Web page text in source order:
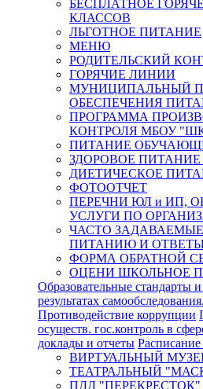
БЕСПЛАТНОЕ
КЛАССОВ
ЛЬГОТНОЕ ПИТАНИЕ
МЕНЮ
РОДИТЕЛЬСКИЙ
ГОРЯЧИЕ ЛИНИИ
МУНИЦИПАЛЬНЫЙ
ОБЕСПЕЧЕНИЯ
ПРОГРАММА
КОНТРОЛЯ МБОУ
ПИТАНИЕ
ЗДОРОВОЕ
ДИЕТИЧЕСКОЕ
ФОТООТЧЕТ
ПЕРЕЧНИ ЮЛ и ИП,
УСЛУГИ ПО
ЧАСТО
ПИТАНИЮ И
ФОРМА ОБРАТНОЙ
ОЦЕНИ ШКОЛЬНОЕ
Образовательные стандарты
результатах самообследования.
Противодействие коррупции
осуществ. гос.контроль в
доклады и отчеты
ВИРТУАЛЬНЫЙ
ТЕАТРАЛЬНЫЙ
ПДД "ПЕРЕКРЕСТОК"